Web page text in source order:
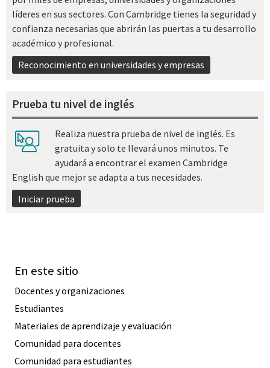
líderes en sus sectores. Con Cambridge tienes la seguridad y
confianza necesarias que abrirán las puertas a tu desarrollo
académico y profesional.
Reconocimiento en universidades y empresas
Prueba tu nivel de inglés
Realiza nuestra prueba de nivel de inglés. Es
gratuita y solo te llevará unos minutos. Te
ayudará a encontrar el examen Cambridge
English que mejor se adapta a tus necesidades.
Iniciar prueba
En este sitio
Docentes y organizaciones
Estudiantes
Materiales de aprendizaje y evaluación
Comunidad para docentes
Comunidad para estudiantes